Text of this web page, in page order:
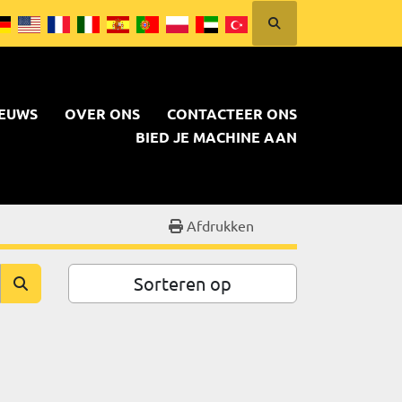
Zoek
OVER ONS
CONTACTEER ONS
BIED JE MACHINE AAN
Afdrukken
Sorteren op